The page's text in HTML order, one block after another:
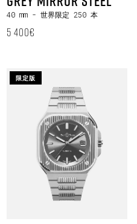
40 mm - 世界限定 250 本
定価
5 400€
限定版